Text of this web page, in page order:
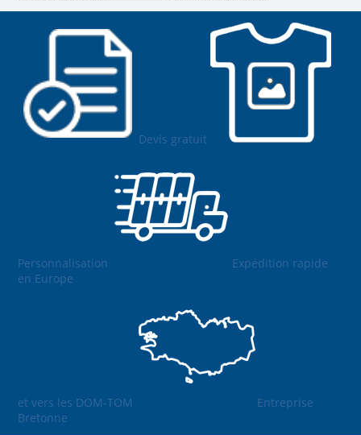
Devis gratuit
Personnalisation
Expédition rapide
en Europe
et vers les DOM-TOM
Entreprise
Bretonne